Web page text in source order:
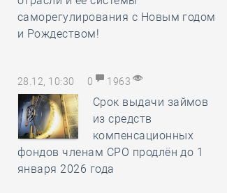
саморегулирования с Новым годом
и Рождеством!
28.12, 10:30 0 1963
Срок выдачи займов
из средств
компенсационных
фондов членам СРО продлён до 1
января 2026 года